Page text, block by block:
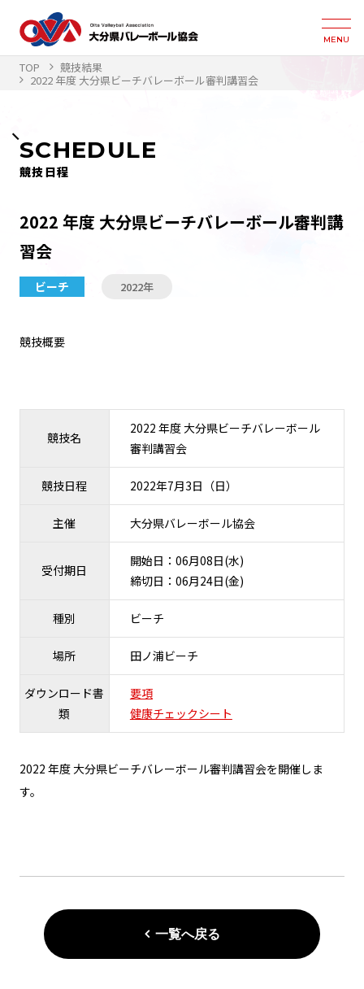
MENU
TOP
競技結果
2022 年度 大分県ビーチバレーボール審判講習会
SCHEDULE
競技日程
2022 年度 大分県ビーチバレーボール審判講
習会
ビーチ 2022年
競技概要
競技名
2022 年度 大分県ビーチバレーボール
審判講習会
競技日程 2022年7月3日（日）
主催 大分県バレーボール協会
受付期日
開始日：06月08日(水)
締切日：06月24日(金)
種別 ビーチ
場所 田ノ浦ビーチ
ダウンロード書
類
要項
健康チェックシート
2022 年度 大分県ビーチバレーボール審判講習会を開催しま
す。
一覧へ戻る